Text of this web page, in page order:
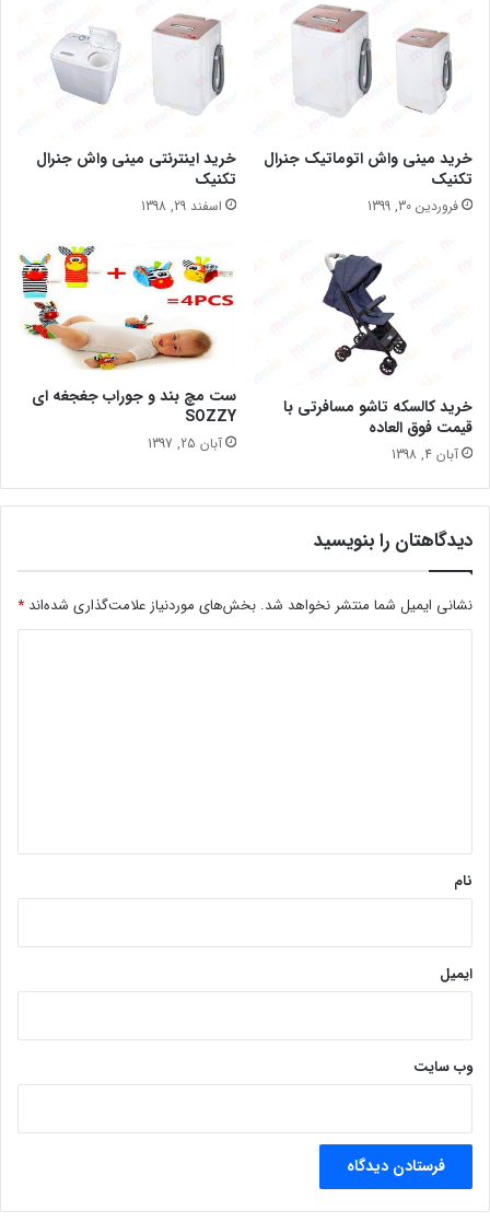
خرید مینی واش اتوماتیک جنرال
تکنیک
فروردین 30, 1399
خرید اینترنتی مینی واش جنرال
تکنیک
اسفند 29, 1398
خرید کالسکه تاشو مسافرتی با
قیمت فوق العاده
آبان 4, 1398
ست مچ بند و جوراب جغجغه ای
SOZZY
آبان 25, 1397
دیدگاهتان را بنویسید
نشانی ایمیل شما منتشر نخواهد شد. بخش‌های موردنیاز علامت‌گذاری شده‌اند *
نام
ایمیل
وب‌ سایت